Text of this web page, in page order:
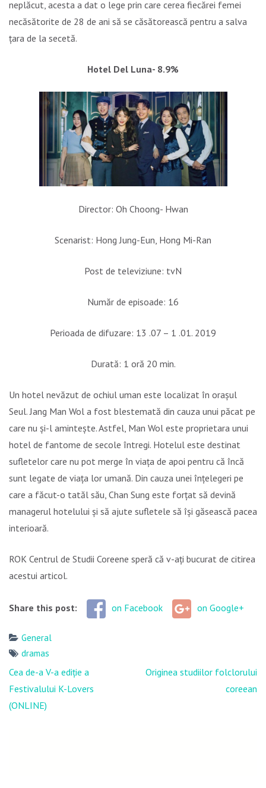
neplăcut, acesta a dat o lege prin care cerea fiecărei femei
necăsătorite de 28 de ani să se căsătorească pentru a salva
țara de la secetă.
Hotel Del Luna- 8.9%
Director: Oh Choong- Hwan
Scenarist: Hong Jung-Eun, Hong Mi-Ran
Post de televiziune: tvN
Număr de episoade: 16
Perioada de difuzare: 13 .07 – 1 .01. 2019
Durată: 1 oră 20 min.
Un hotel nevăzut de ochiul uman este localizat în orașul
Seul. Jang Man Wol a fost blestemată din cauza unui păcat pe
care nu și-l amintește. Astfel, Man Wol este proprietara unui
hotel de fantome de secole întregi. Hotelul este destinat
sufletelor care nu pot merge în viața de apoi pentru că încă
sunt legate de viața lor umană. Din cauza unei înțelegeri pe
care a făcut-o tatăl său, Chan Sung este forțat să devină
managerul hotelului și să ajute sufletele să își găsească pacea
interioară.
ROK Centrul de Studii Coreene speră că v-ați bucurat de citirea
acestui articol.
Share this post: on Facebook on Google+
General
dramas
Navigare
în
articole
Cea de-a V-a ediție a
Festivalului K-Lovers
(ONLINE)
Originea studiilor folclorului
coreean